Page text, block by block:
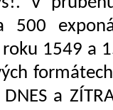
500
1549 a
DNES a